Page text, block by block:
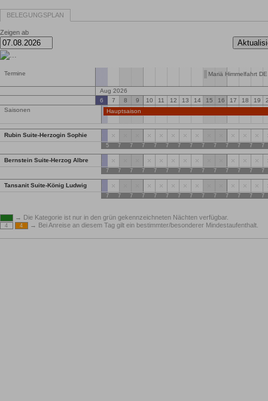
BELEGUNGSPLAN
Zeigen ab
Termine Mariä Himmelfahrt
Aug 2026
6
7 8 9 10 11 12 13 14 15 16 17 18 19
Saisonen
Hauptsaison
Rubin Suite-Herzogin Sophie
5 7 7 7 7 7 7 7 7 7 7 7 7 7
Bernstein Suite-Herzog Albre
7 7 7 7 7 7 7 7 7 7 7 7 7 7
Tansanit Suite-König Ludwig
7 7 7 7 7 7 7 7 7 7 7 7 7 7
→ Die Kategorie ist nur in den grün gekennzeichneten Nächten verfügbar.
4 4 → Bei Anreise an diesem Tag gilt ein bestimmter/besonderer Mindestaufenthalt.